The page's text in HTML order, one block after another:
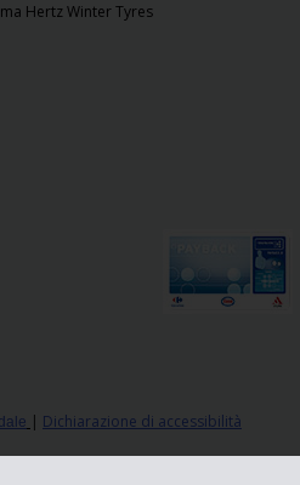
Hertz Winter Tyres
| Dichiarazione di accessibilità